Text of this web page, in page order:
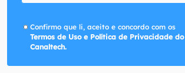
Confirmo que li, aceito e concordo com os
Termos de Uso e Política de Privacidade do
Canaltech.